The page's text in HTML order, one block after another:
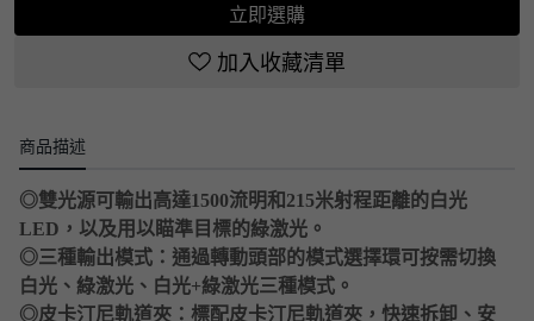
立即選購
加入收藏清單
商品描述
◎雙光源可輸出高達1500流明和215米射程距離的白光
LED，以及用以瞄準目標的綠激光。
◎三種輸出模式：通過轉動頭部的模式選擇環可按需切換
白光、綠激光、白光+綠激光三種模式。
◎皮卡汀尼軌道夾：標配皮卡汀尼軌道夾，快速拆卸、安